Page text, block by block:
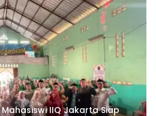
Mahasiswi IIQ Jakarta Siap